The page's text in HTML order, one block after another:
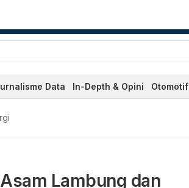
Data In-Depth & Opini Otomotif
Lambung dan